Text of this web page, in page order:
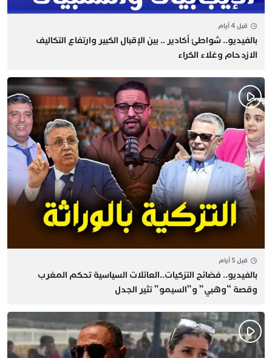
قبل 4 أيام
بالفيديو.. شواطئ أكادير .. بين الإقبال الكبير وارتفاع التكاليف
الازدحام وغلاء الكراء
قبل 5 أيام
بالفيديو.. فضائح التزكيات..العائلات السياسية تحكم المغرب
وقصة “وهبي” و”السيمو” تثير الجدل